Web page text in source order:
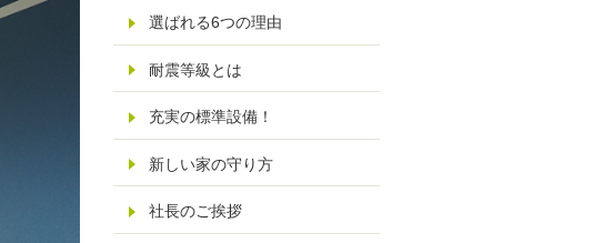
選ばれる6つの理由
耐震等級とは
充実の標準設備！
新しい家の守り方
社長のご挨拶